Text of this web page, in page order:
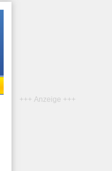
+++ Anzeige +++